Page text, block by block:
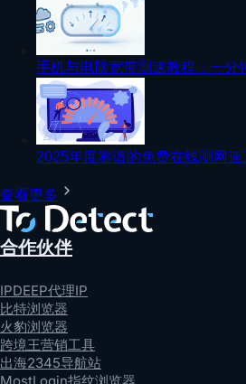
手机与电脑宽带测速教程：一分
2025年度靠谱的免费在线测网
查看更多
合作伙伴
IPDEEP代理IP
比特浏览器
火豹浏览器
跨境王营销工具
出海2345导航站
MostLogin指纹浏览器